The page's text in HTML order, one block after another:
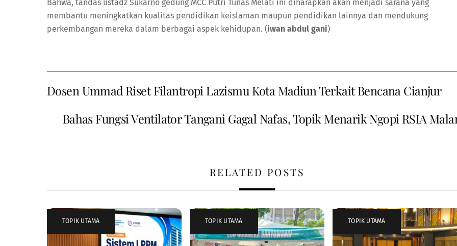
Bahwa, tandas ustadz Sukarno gedung MCC Putri Tunas Melati ini diharapkan akan menjadi sarana yang
membantu meningkatkan kualitas pendidikan keislaman maupun pendidikan lainnya dan mendukung
perkembangan mereka dalam berbagai aspek kehidupan. (iwan abdul gani)
Dosen Ummad Riset Filantropi Lazismu Kota Madiun Terkait Bencana Cianjur
Bahas Fungsi Ventilator Tangani Gagal Nafas, Topik Menarik Ngopi RSIA
RELATED POSTS
TOPIK UTAMA TOPIK UTAMA TOPIK UTAMA